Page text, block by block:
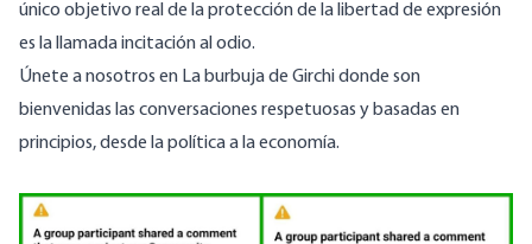
único objetivo real de la protección de la libertad de expresión
es la llamada incitación al odio.
Únete a nosotros en La burbuja de Girchidonde son
bienvenidas las conversaciones respetuosas y basadas en
principios, desde la política a la economía.